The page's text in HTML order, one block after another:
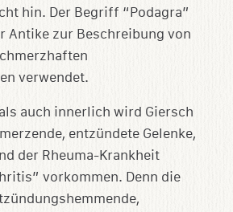
hin. Der Begriff “Podagra”
Antike zur Beschreibung von
verwendet.
auch innerlich wird Giersch
entzündete Gelenke,
der Rheuma-Krankheit
vorkommen. Denn die